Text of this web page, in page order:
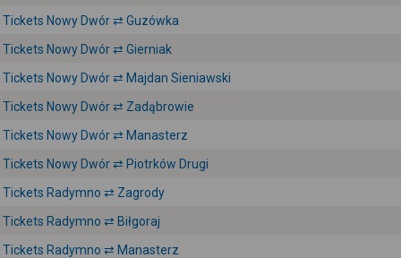
Tickets Nowy Dwór ⇄ Guzówka
Tickets Nowy Dwór ⇄ Gierniak
Tickets Nowy Dwór ⇄ Majdan Sieniawski
Tickets Nowy Dwór ⇄ Zadąbrowie
Tickets Nowy Dwór ⇄ Manasterz
Tickets Nowy Dwór ⇄ Piotrków Drugi
Tickets Radymno ⇄ Zagrody
Tickets Radymno ⇄ Biłgoraj
Tickets Radymno ⇄ Manasterz